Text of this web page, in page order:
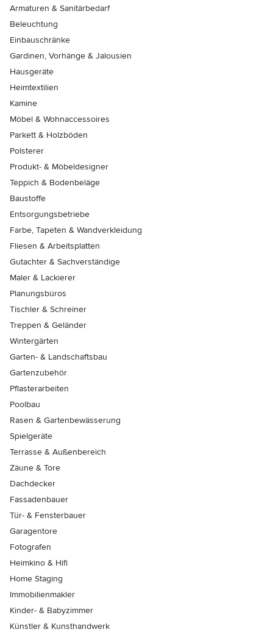
Armaturen & Sanitärbedarf
Beleuchtung
Einbauschränke
Gardinen, Vorhänge & Jalousien
Hausgeräte
Heimtextilien
Kamine
Möbel & Wohnaccessoires
Parkett & Holzböden
Polsterer
Produkt- & Möbeldesigner
Teppich & Bodenbeläge
Baustoffe
Entsorgungsbetriebe
Farbe, Tapeten & Wandverkleidung
Fliesen & Arbeitsplatten
Gutachter & Sachverständige
Maler & Lackierer
Planungsbüros
Tischler & Schreiner
Treppen & Geländer
Wintergärten
Garten- & Landschaftsbau
Gartenzubehör
Pflasterarbeiten
Poolbau
Rasen & Gartenbewässerung
Spielgeräte
Terrasse & Außenbereich
Zäune & Tore
Dachdecker
Fassadenbauer
Tür- & Fensterbauer
Garagentore
Fotografen
Heimkino & Hifi
Home Staging
Immobilienmakler
Kinder- & Babyzimmer
Künstler & Kunsthandwerk